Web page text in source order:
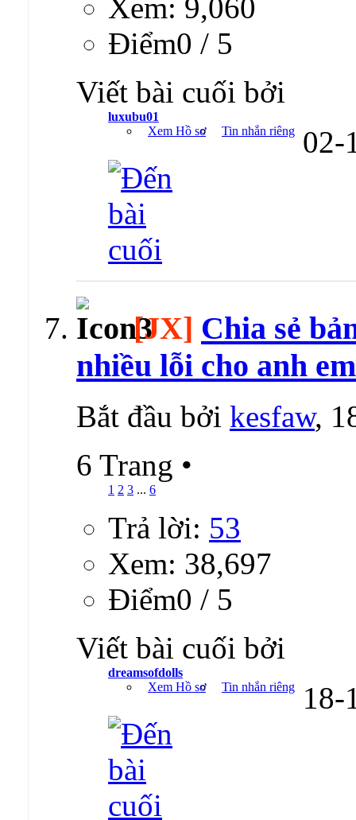
Xem: 9,060
Ðiểm0 / 5
Viết bài cuối bởi
luxubu01
Xem Hồ sơ
Tin nhắn riêng 02-
[JX] Chia sẻ
nhiều lỗi cho anh em
Bắt đầu bởi kesfaw,
6 Trang •
1 2 3 ... 6
Trả lời: 53
Xem: 38,697
Ðiểm0 / 5
Viết bài cuối bởi
dreamsofdolls
Xem Hồ sơ
Tin nhắn riêng